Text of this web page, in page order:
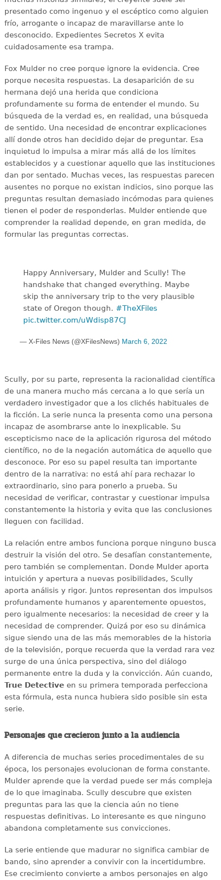
presentado como ingenuo y el escéptico como alguien
frío, arrogante o incapaz de maravillarse ante lo
desconocido. Expedientes Secretos X evita
cuidadosamente esa trampa.
Fox Mulder no cree porque ignore la evidencia. Cree
porque necesita respuestas. La desaparición de su
hermana dejó una herida que condiciona
profundamente su forma de entender el mundo. Su
búsqueda de la verdad es, en realidad, una búsqueda
de sentido. Una necesidad de encontrar explicaciones
allí donde otros han decidido dejar de preguntar. Esa
inquietud lo impulsa a mirar más allá de los límites
establecidos y a cuestionar aquello que las instituciones
dan por sentado. Muchas veces, las respuestas parecen
ausentes no porque no existan indicios, sino porque las
preguntas resultan demasiado incómodas para quienes
tienen el poder de responderlas. Mulder entiende que
comprender la realidad depende, en gran medida, de
formular las preguntas correctas.
Happy Anniversary, Mulder and Scully! The
handshake that changed everything. Maybe
skip the anniversary trip to the very plausible
state of Oregon though. #TheXFiles
pic.twitter.com/uWdisp87CJ
— X-Files News (@XFilesNews) March 6, 2022
Scully, por su parte, representa la racionalidad científica
de una manera mucho más cercana a lo que sería un
verdadero investigador que a los clichés habituales de
la ficción. La serie nunca la presenta como una persona
incapaz de asombrarse ante lo inexplicable. Su
escepticismo nace de la aplicación rigurosa del método
científico, no de la negación automática de aquello que
desconoce. Por eso su papel resulta tan importante
dentro de la narrativa: no está ahí para rechazar lo
extraordinario, sino para ponerlo a prueba. Su
necesidad de verificar, contrastar y cuestionar impulsa
constantemente la historia y evita que las conclusiones
lleguen con facilidad.
La relación entre ambos funciona porque ninguno busca
destruir la visión del otro. Se desafían constantemente,
pero también se complementan. Donde Mulder aporta
intuición y apertura a nuevas posibilidades, Scully
aporta análisis y rigor. Juntos representan dos impulsos
profundamente humanos y aparentemente opuestos,
pero igualmente necesarios: la necesidad de creer y la
necesidad de comprender. Quizá por eso su dinámica
sigue siendo una de las más memorables de la historia
de la televisión, porque recuerda que la verdad rara vez
surge de una única perspectiva, sino del diálogo
permanente entre la duda y la convicción. Aún cuando,
True Detectiveen su primera temporada perfecciona
esta fórmula, esta nunca hubiera sido posible sin esta
serie.
Personajes que crecieron junto a la audiencia
A diferencia de muchas series procedimentales de su
época, los personajes evolucionan de forma constante.
Mulder aprende que la verdad puede ser más compleja
de lo que imaginaba. Scully descubre que existen
preguntas para las que la ciencia aún no tiene
respuestas definitivas. Lo interesante es que ninguno
abandona completamente sus convicciones.
La serie entiende que madurar no significa cambiar de
bando, sino aprender a convivir con la incertidumbre.
Ese crecimiento convierte a ambos personajes en algo